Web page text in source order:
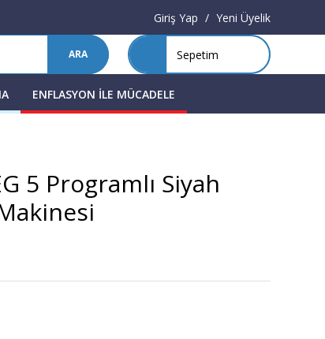
Giriş Yap / Yeni Üyelik
ARA Sepetim
ENFLASYON İLE MÜCADELE
5 Programlı Siyah